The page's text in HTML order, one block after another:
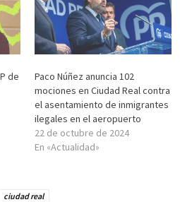
de
Paco Núñez anuncia 102
mociones en Ciudad Real contra
el asentamiento de inmigrantes
ilegales en el aeropuerto
22 de octubre de 2024
En «Actualidad»
ciudad real